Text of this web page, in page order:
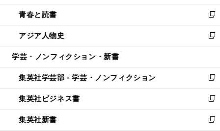
ウ
で
開
く
ン
ド
ウ
で
開
ウ
ィ
ン
ド
ウ
開
く
し
い
ウ
ィ
ン
ウ
で
開
く
青春と読書
新
し
い
ウ
ン
ド
ウ
で
開
く
アジア人物史
新
し
ウ
ィ
ン
ド
ウ
で
学芸・ノンフィクション・新書
集英社学芸部 - 学芸・ノンフィクション
新
し
い
ウ
ィ
集英社ビジネス書
新
し
い
集英社新書
新